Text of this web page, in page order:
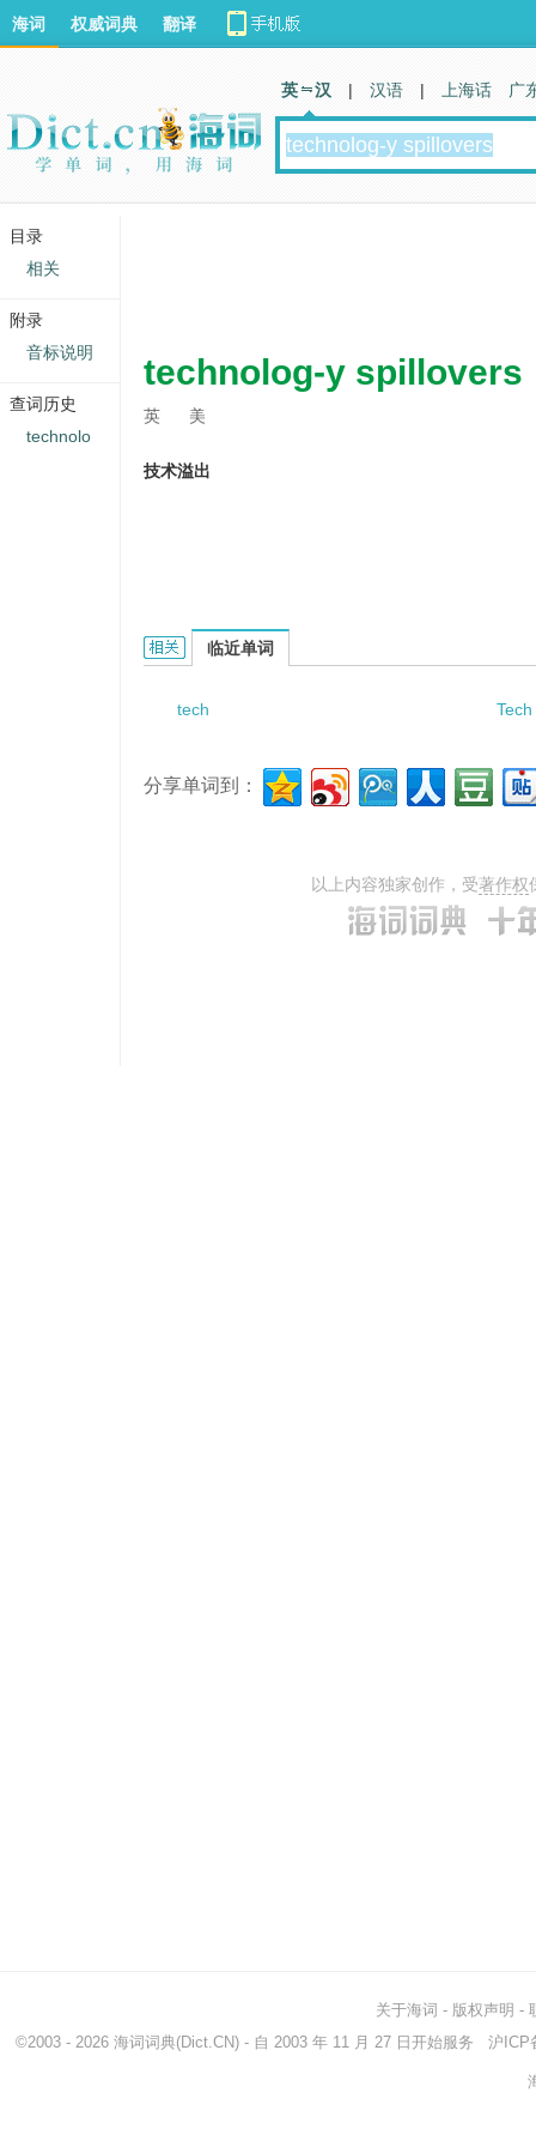
technolog-y spillovers
英 美
技术溢出
technolog-y spillovers的相关资料：
临近单词
tech
分享单词到：
以上内容独家创作，受著作权
海词 权威词典 翻译
英 汉 | 汉语 | 上海话 广
关于海词 - 版权声明 -
©2003 - 2026 海词词典(Dict.CN) - 自 2003 年 11 月 27 日开始服务 沪ICP
目录
相关
附录
音标说明
查词历史
technolo